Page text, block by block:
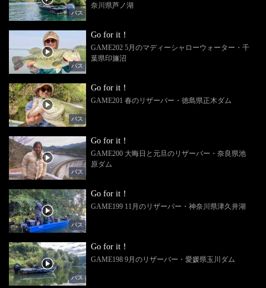
バス
奈川県芦ノ湖
バス
Go for it！
GAME202 5月のマディーシャローウォーター・千
葉県印旛沼
バス
Go for it！
GAME201 春のリザーバー・徳島県正木ダム
バス
Go for it！
GAME200 大晦日と元旦のリザーバー・奈良県池
原ダム
バス
Go for it！
GAME199 11月のリザーバー・神奈川県津久井湖
バス
Go for it！
GAME198 9月のリザーバー・愛媛県玉川ダム